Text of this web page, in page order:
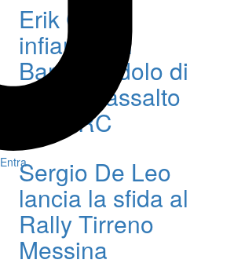
Entra
Erik Cais
infiamma il
Barum: l’idolo di
casa all’assalto
nell’ERC
Sergio De Leo
lancia la sfida al
Rally Tirreno
Messina